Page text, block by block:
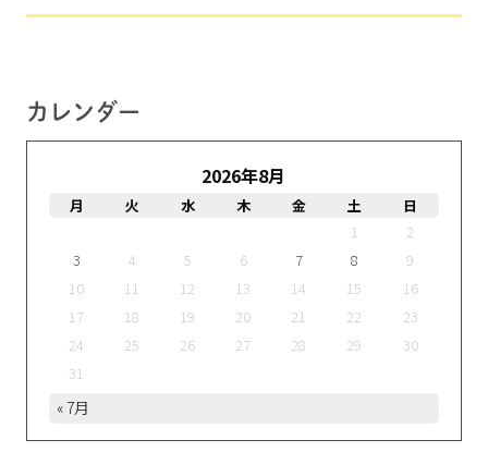
カレンダー
2026年8月
月 火 水 木 金 土
日
1
2
3
4 5 6 7 8
9
10
11 12 13 14 15
16
17
18 19 20 21 22
23
24
25 26 27 28 29
30
31
« 7月